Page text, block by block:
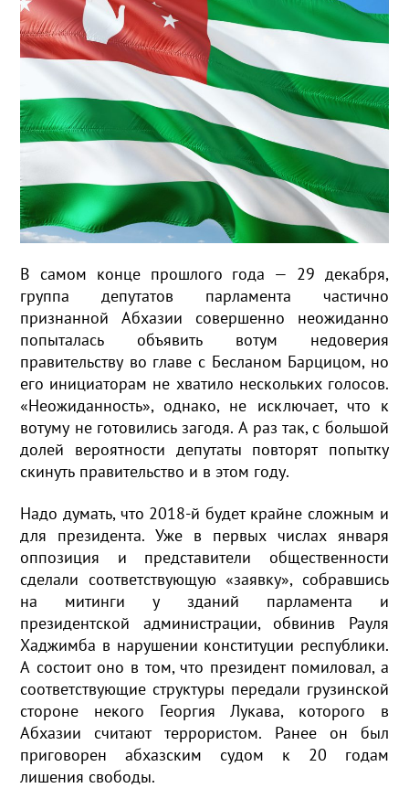
В самом конце прошлого года — 29 декабря,
группа депутатов парламента частично
признанной Абхазии совершенно неожиданно
попыталась объявить вотум недоверия
правительству во главе с Бесланом Барцицом, но
его инициаторам не хватило нескольких голосов.
«Неожиданность», однако, не исключает, что к
вотуму не готовились загодя. А раз так, с большой
долей вероятности депутаты повторят попытку
скинуть правительство и в этом году.
Надо думать, что 2018-й будет крайне сложным и
для президента. Уже в первых числах января
оппозиция и представители общественности
сделали соответствующую «заявку», собравшись
на митинги у зданий парламента и
президентской администрации, обвинив Рауля
Хаджимба в нарушении конституции республики.
А состоит оно в том, что президент помиловал, а
соответствующие структуры передали грузинской
стороне некого Георгия Лукава, которого в
Абхазии считают террористом. Ранее он был
приговорен абхазским судом к 20 годам
лишения свободы.